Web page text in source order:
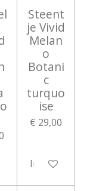
Steent
je Vivid
Melan
o
Botani
c
turquo
ise
€ 29,00
In